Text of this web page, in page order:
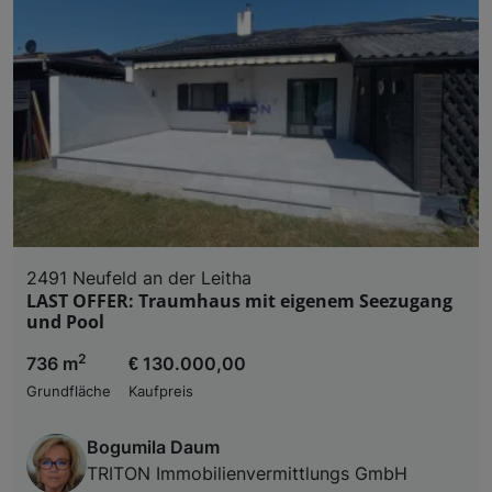
2491 Neufeld an der Leitha
LAST OFFER: Traumhaus mit eigenem Seezugang
und Pool
736 m2
Grundfläche
€ 130.000,00
Kaufpreis
Bogumila Daum
TRITON Immobilienvermittlungs GmbH